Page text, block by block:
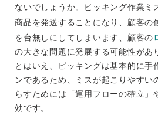
ないでしょうか。ピッキング作業ミ
商品を発送することになり、顧客の
を台無しにしてしまいます、顧客の
の大きな問題に発展する可能性があ
とはいえ、ピッキングは基本的に手
ンであるため、ミスが起こりやすい
らすためには「運用フローの確立」
効です。